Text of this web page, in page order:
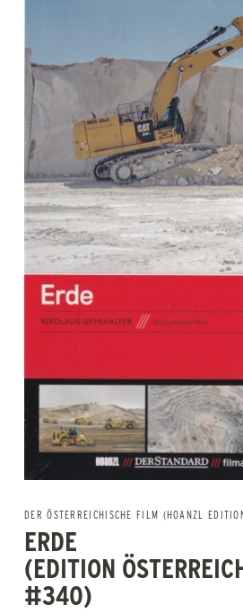
DER ÖSTERREICHISCHE FILM (HOANZL
ERDE
(EDITION
#340)